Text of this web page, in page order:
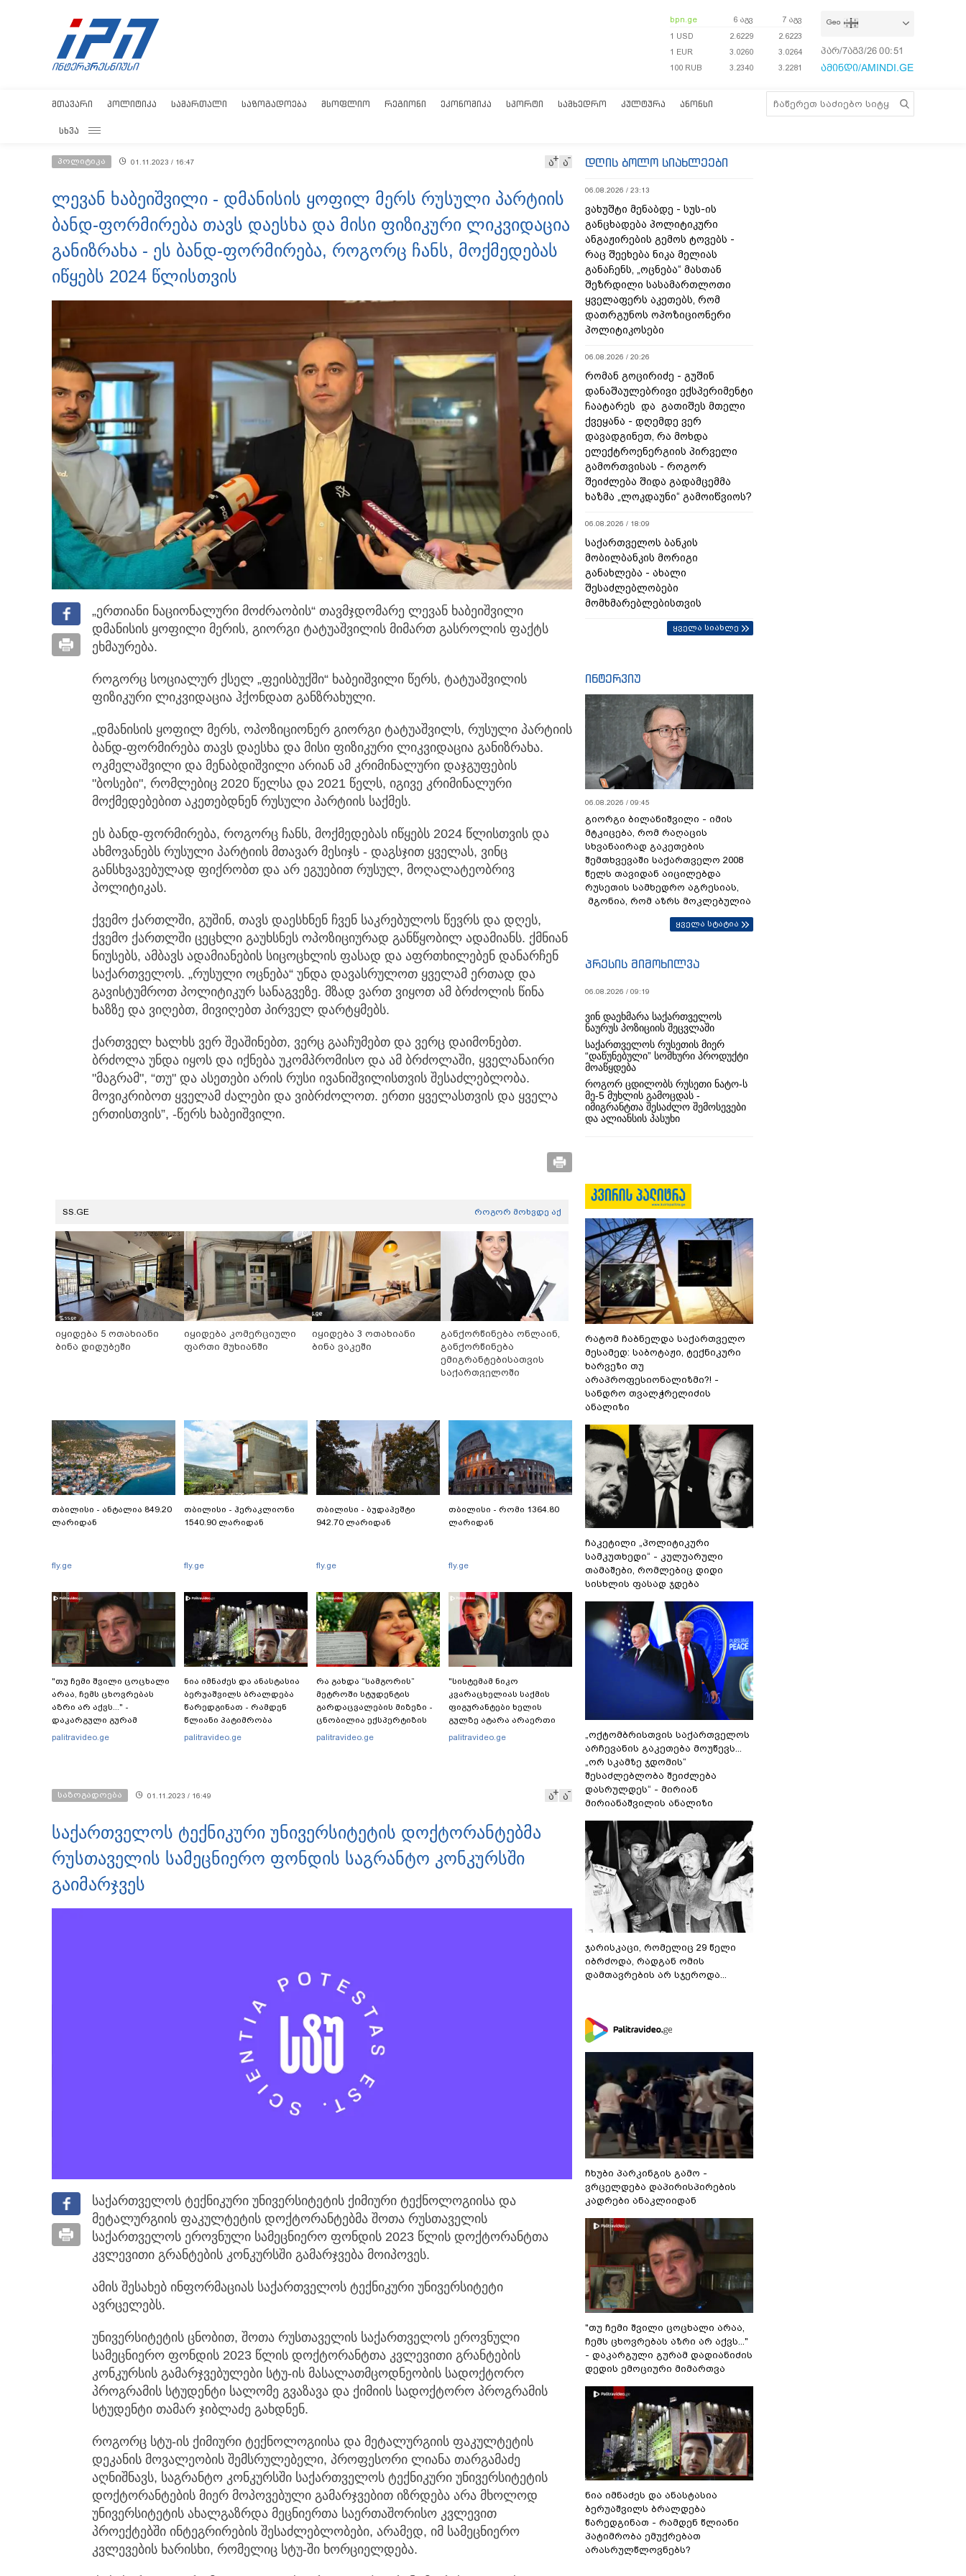
bpn.ge 6 აგვ
7 აგვ
1 USD
2.6229
2.6223
1 EUR
3.0260
3.0264
100 RUB
3.2340 3.2281
Geo
პარ/7აგვ/26 00:51:02
ამინდი/AMINDI.GE
ᲛᲗᲐᲕᲐᲠᲘ ᲞᲝᲚᲘᲢᲘᲙᲐ ᲡᲐᲛᲐᲠᲗᲐᲚᲘ ᲡᲐᲖᲝᲒᲐᲓᲝᲔᲑᲐ ᲛᲡᲝᲤᲚᲘᲝ ᲠᲔᲒᲘᲝᲜᲘ ᲔᲙᲝᲜᲝᲛᲘᲙᲐ ᲡᲞᲝᲠᲢᲘ ᲡᲐᲛᲮᲔᲓᲠᲝ ᲙᲣᲚᲢᲣᲠᲐ ᲐᲜᲝᲜᲡᲘ
ᲡᲮᲕᲐ
პოლიტიკა 01.11.2023 / 16:47 ა ა
ლევან ხაბეიშვილი - დმანისის ყოფილ მერს რუსული პარტიის
ბანდ-ფორმირება თავს დაესხა და მისი ფიზიკური ლიკვიდაცია
განიზრახა - ეს ბანდ-ფორმირება, როგორც ჩანს, მოქმედებას
იწყებს 2024 წლისთვის
„ერთიანი ნაციონალური მოძრაობის“ თავმჯდომარე ლევან ხაბეიშვილი
დმანისის ყოფილი მერის, გიორგი ტატუაშვილის მიმართ გასროლის ფაქტს
ეხმაურება.
როგორც სოციალურ ქსელ „ფეისბუქში“ ხაბეიშვილი წერს, ტატუაშვილის
ფიზიკური ლიკვიდაცია ჰქონდათ განზრახული.
„დმანისის ყოფილ მერს, ოპოზიციონერ გიორგი ტატუაშვილს, რუსული პარტიის
ბანდ-ფორმირება თავს დაესხა და მისი ფიზიკური ლიკვიდაცია განიზრახა.
ოკმელაშვილი და მენაბდიშვილი არიან ამ კრიმინალური დაჯგუფების
"ბოსები", რომლებიც 2020 წელსა და 2021 წელს, იგივე კრიმინალური
მოქმედებებით აკეთებდნენ რუსული პარტიის საქმეს.
ეს ბანდ-ფორმირება, როგორც ჩანს, მოქმედებას იწყებს 2024 წლისთვის და
ახმოვანებს რუსული პარტიის მთავარ მესიჯს - დაგსჯით ყველას, ვინც
განსხვავებულად ფიქრობთ და არ ეგუებით რუსულ, მოღალატეობრივ
პოლიტიკას.
ქვემო ქართლში, გუშინ, თავს დაესხნენ ჩვენ საკრებულოს წევრს და დღეს,
ქვემო ქართლში ცეცხლი გაუხსნეს ოპოზიციურად განწყობილ ადამიანს. ქმნიან
ნიუსებს, ამბავს ადამიანების სიცოცხლის ფასად და აფრთხილებენ დანარჩენ
საქართველოს. „რუსული ოცნება“ უნდა დავასრულოთ ყველამ ერთად და
გავისტუმროთ პოლიტიკურ სანაგვეზე. მზად ვართ ვიყოთ ამ ბრძოლის წინა
ხაზზე და ვიღებთ, მივიღებთ პირველ დარტყმებს.
ქართველ ხალხს ვერ შეაშინებთ, ვერც გააჩუმებთ და ვერც დაიმონებთ.
ბრძოლა უნდა იყოს და იქნება უკომპრომისო და ამ ბრძოლაში, ყველანაირი
"მაგრამ", “თუ" და ასეთები არის რუსი ივანიშვილისთვის შესაძლებლობა.
მოვიკრიბოთ ყველამ ძალები და ვიბრძოლოთ. ერთი ყველასთვის და ყველა
ერთისთვის”, -წერს ხაბეიშვილი.
SS.GE როგორ მოხვდე აქ
იყიდება 5 ოთახიანი
ბინა დიდუბეში
იყიდება კომერციული
ფართი მუხიანში
იყიდება 3 ოთახიანი
ბინა ვაკეში
განქორწინება ონლაინ,
განქორწინება
ემიგრანტებისათვის
საქართველოში
თბილისი - ანტალია 849.20
ლარიდან
fly.ge
თბილისი - ჰერაკლიონი
1540.90 ლარიდან
fly.ge
თბილისი - ბუდაპეშტი
942.70 ლარიდან
fly.ge
თბილისი - რომი 1364.80
ლარიდან
fly.ge
"თუ ჩემი შვილი ცოცხალი
არაა, ჩემს ცხოვრებას
აზრი არ აქვს..." -
დაკარგული გურამ
დადიანიძის დედის
palitravideo.ge
ნია იმნაძეს და ანასტასია
ბერუაშვილს ბრალდება
წარედგინათ - რამდენ
წლიანი პატიმრობა
ემუქრებათ
palitravideo.ge
რა გახდა “სამგორის”
მეტროში სტუდენტის
გარდაცვალების მიზეზი -
ცნობილია ექსპერტიზის
პასუხი
palitravideo.ge
"სისტემამ ნიკო
კვარაცხელიას საქმის
ფიგურანტები ხელის
გულზე ატარა არაერთი
წელი! ხომ არ იცით
palitravideo.ge
საზოგადოება 01.11.2023 / 16:49 ა ა
საქართველოს ტექნიკური უნივერსიტეტის დოქტორანტებმა
რუსთაველის სამეცნიერო ფონდის საგრანტო კონკურსში
გაიმარჯვეს
საქართველოს ტექნიკური უნივერსიტეტის ქიმიური ტექნოლოგიისა და
მეტალურგიის ფაკულტეტის დოქტორანტებმა შოთა რუსთაველის
საქართველოს ეროვნული სამეცნიერო ფონდის 2023 წლის დოქტორანტთა
კვლევითი გრანტების კონკურსში გამარჯვება მოიპოვეს.
ამის შესახებ ინფორმაციას საქართველოს ტექნიკური უნივერსიტეტი
ავრცელებს.
უნივერსიტეტის ცნობით, შოთა რუსთაველის საქართველოს ეროვნული
სამეცნიერო ფონდის 2023 წლის დოქტორანტთა კვლევითი გრანტების
კონკურსის გამარჯვებულები სტუ-ის მასალათმცოდნეობის სადოქტორო
პროგრამის სტუდენტი სალომე გვაზავა და ქიმიის სადოქტორო პროგრამის
სტუდენტი თამარ ჯიბლაძე გახდნენ.
როგორც სტუ-ის ქიმიური ტექნოლოგიისა და მეტალურგიის ფაკულტეტის
დეკანის მოვალეობის შემსრულებელი, პროფესორი ლიანა თარგამაძე
აღნიშნავს, საგრანტო კონკურსში საქართველოს ტექნიკური უნივერსიტეტის
დოქტორანტების მიერ მოპოვებული გამარჯვებით იზრდება არა მხოლოდ
უნივერსიტეტის ახალგაზრდა მეცნიერთა საერთაშორისო კვლევით
პროექტებში ინტეგრირების შესაძლებლობები, არამედ, იმ სამეცნიერო
კვლევების ხარისხი, რომელიც სტუ-ში ხორციელდება.
დღის ბოლო სიახლეები
06.08.2026 / 23:13
ვახუშტი მენაბდე - სუს-ის
განცხადება პოლიტიკური
ანგაჟირების გემოს ტოვებს -
რაც შეეხება ნიკა მელიას
განაჩენს, „ოცნება“ მასთან
შეზრდილი სასამართლოთი
ყველაფერს აკეთებს, რომ
დათრგუნოს ოპოზიციონერი
პოლიტიკოსები
06.08.2026 / 20:26
რომან გოცირიძე - გუშინ
დანაშაულებრივი ექსპერიმენტი
ჩაატარეს და გათიშეს მთელი
ქვეყანა - დღემდე ვერ
დავადგინეთ, რა მოხდა
ელექტროენერგიის პირველი
გამორთვისას - როგორ
შეიძლება შიდა გადამცემმა
ხაზმა „ლოკდაუნი“ გამოიწვიოს?
06.08.2026 / 18:09
საქართველოს ბანკის
მობილბანკის მორიგი
განახლება - ახალი
შესაძლებლობები
მომხმარებლებისთვის
ყველა სიახლე
ინტერვიუ
06.08.2026 / 09:45
გიორგი ბილანიშვილი - იმის
მტკიცება, რომ რაღაცის
სხვანაირად გაკეთების
შემთხვევაში საქართველო 2008
წელს თავიდან აიცილებდა
რუსეთის სამხედრო აგრესიას,
მგონია, რომ აზრს მოკლებულია
ყველა სტატია
პრესის მიმოხილვა
06.08.2026 / 09:19
ვინ დაეხმარა საქართველოს
ნაურუს პოზიციის შეცვლაში
საქართველოს რუსეთის მიერ
“დაწუნებული” სომხური პროდუქტი
მოაწყდება
როგორ ცდილობს რუსეთი ნატო-ს
მე-5 მუხლის გამოცდას -
იმიგრანტთა შესაძლო შემოსევები
და ალიანსის პასუხი
რატომ ჩაბნელდა საქართველო
მესამედ: საბოტაჟი, ტექნიკური
ხარვეზი თუ
არაპროფესიონალიზმი?! -
სანდრო თვალჭრელიძის
ანალიზი
ჩაკეტილი „პოლიტიკური
სამკუთხედი“ - კულუარული
თამაშები, რომლებიც დიდი
სისხლის ფასად ჯდება
„ოქტომბრისთვის საქართველოს
არჩევანის გაკეთება მოუწევს...
„ორ სკამზე ჯდომის“
შესაძლებლობა შეიძლება
დასრულდეს“ - მირიან
მირიანაშვილის ანალიზი
ჯარისკაცი, რომელიც 29 წელი
იბრძოდა, რადგან ომის
დამთავრების არ სჯეროდა...
ჩხუბი პარკინგის გამო -
ვრცელდება დაპირისპირების
კადრები ანაკლიიდან
"თუ ჩემი შვილი ცოცხალი არაა,
ჩემს ცხოვრებას აზრი არ აქვს..."
- დაკარგული გურამ დადიანიძის
დედის ემოციური მიმართვა
ნია იმნაძეს და ანასტასია
ბერუაშვილს ბრალდება
წარედგინათ - რამდენ წლიანი
პატიმრობა ემუქრებათ
არასრულწლოვნებს?